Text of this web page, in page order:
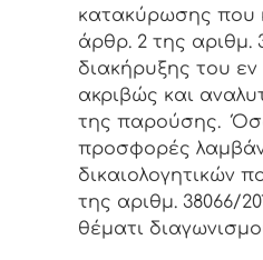
κατακύρωσης που
άρθρ. 2 της αριθμ.
διακήρυξης του
ακριβώς και
της παρούσης.
προσφορές
δικαιολογητικών
της αριθμ. 38066/
θέματι